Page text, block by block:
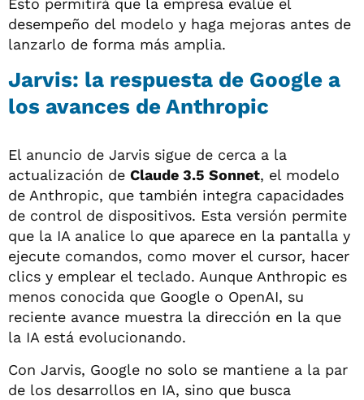
desempeño del modelo y haga mejoras antes de
lanzarlo de forma más amplia.
Jarvis: la respuesta de Google a
los avances de Anthropic
El anuncio de Jarvis sigue de cerca a la
actualización de Claude 3.5 Sonnet, el modelo
de Anthropic, que también integra capacidades
de control de dispositivos. Esta versión permite
que la IA analice lo que aparece en la pantalla y
ejecute comandos, como mover el cursor, hacer
clics y emplear el teclado. Aunque Anthropic es
menos conocida que Google o OpenAI, su
reciente avance muestra la dirección en la que
la IA está evolucionando.
Con Jarvis, Google no solo se mantiene a la par
de los desarrollos en IA, sino que busca